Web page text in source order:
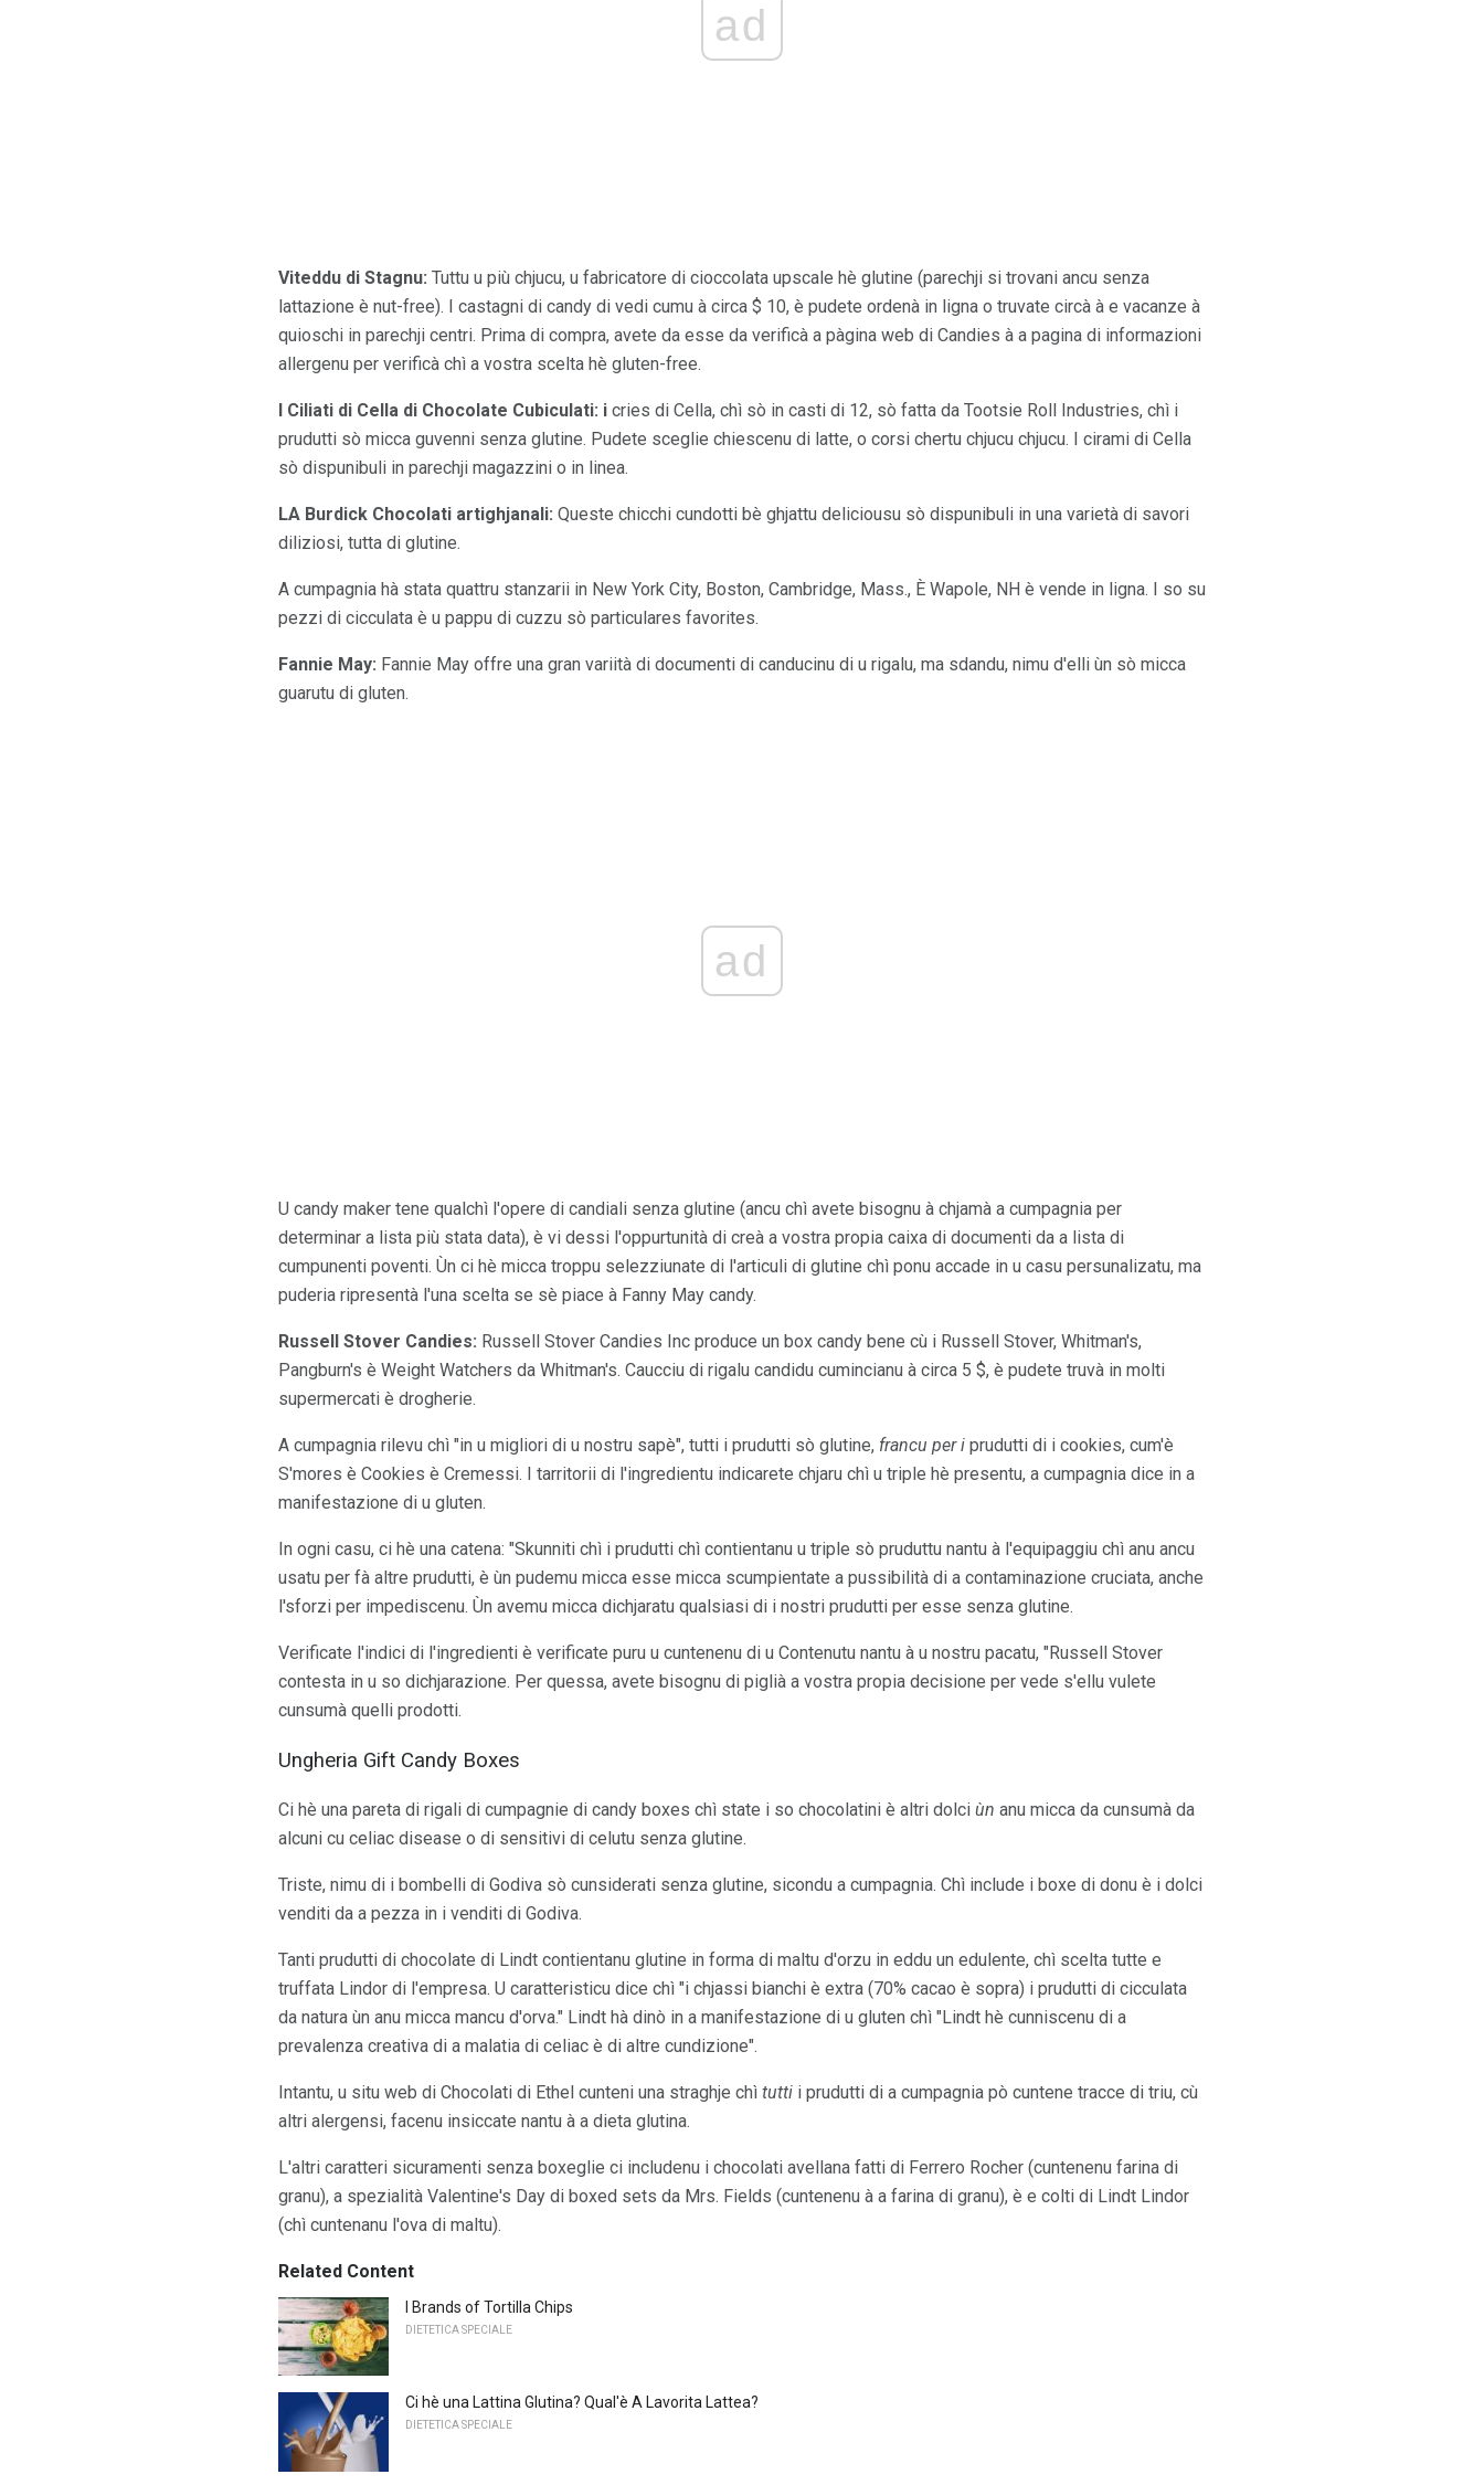
ad
Viteddu di Stagnu: Tuttu u più chjucu, u fabricatore di cioccolata upscale hè glutine (parechji si trovani ancu senza
lattazione è nut-free). I castagni di candy di vedi cumu à circa $ 10, è pudete ordenà in ligna o truvate circà à e vacanze à
quioschi in parechji centri. Prima di compra, avete da esse da verificà a pàgina web di Candies à a pagina di informazioni
allergenu per verificà chì a vostra scelta hè gluten-free.
I Ciliati di Cella di Chocolate Cubiculati: i cries di Cella, chì sò in casti di 12, sò fatta da Tootsie Roll Industries, chì i
prudutti sò micca guvenni senza glutine. Pudete sceglie chiescenu di latte, o corsi chertu chjucu chjucu. I cirami di Cella
sò dispunibuli in parechji magazzini o in linea.
LA Burdick Chocolati artighjanali: Queste chicchi cundotti bè ghjattu deliciousu sò dispunibuli in una varietà di savori
diliziosi, tutta di glutine.
A cumpagnia hà stata quattru stanzarii in New York City, Boston, Cambridge, Mass., È Wapole, NH è vende in ligna. I so su
pezzi di cicculata è u pappu di cuzzu sò particulares favorites.
Fannie May: Fannie May offre una gran variità di documenti di canducinu di u rigalu, ma sdandu, nimu d'elli ùn sò micca
guarutu di gluten.
ad
U candy maker tene qualchì l'opere di candiali senza glutine (ancu chì avete bisognu à chjamà a cumpagnia per
determinar a lista più stata data), è vi dessi l'oppurtunità di creà a vostra propia caixa di documenti da a lista di
cumpunenti poventi. Ùn ci hè micca troppu selezziunate di l'articuli di glutine chì ponu accade in u casu persunalizatu, ma
puderia ripresentà l'una scelta se sè piace à Fanny May candy.
Russell Stover Candies: Russell Stover Candies Inc produce un box candy bene cù i Russell Stover, Whitman's,
Pangburn's è Weight Watchers da Whitman's. Caucciu di rigalu candidu cumincianu à circa 5 $, è pudete truvà in molti
supermercati è drogherie.
A cumpagnia rilevu chì "in u migliori di u nostru sapè", tutti i prudutti sò glutine, francu per i prudutti di i cookies, cum'è
S'mores è Cookies è Cremessi. I tarritorii di l'ingredientu indicarete chjaru chì u triple hè presentu, a cumpagnia dice in a
manifestazione di u gluten.
In ogni casu, ci hè una catena: "Skunniti chì i prudutti chì contientanu u triple sò pruduttu nantu à l'equipaggiu chì anu ancu
usatu per fà altre prudutti, è ùn pudemu micca esse micca scumpientate a pussibilità di a contaminazione cruciata, anche
l'sforzi per impediscenu. Ùn avemu micca dichjaratu qualsiasi di i nostri prudutti per esse senza glutine.
Verificate l'indici di l'ingredienti è verificate puru u cuntenenu di u Contenutu nantu à u nostru pacatu, "Russell Stover
contesta in u so dichjarazione. Per quessa, avete bisognu di piglià a vostra propia decisione per vede s'ellu vulete
cunsumà quelli prodotti.
Ungheria Gift Candy Boxes
Ci hè una pareta di rigali di cumpagnie di candy boxes chì state i so chocolatini è altri dolci ùn anu micca da cunsumà da
alcuni cu celiac disease o di sensitivi di celutu senza glutine.
Triste, nimu di i bombelli di Godiva sò cunsiderati senza glutine, sicondu a cumpagnia. Chì include i boxe di donu è i dolci
venditi da a pezza in i venditi di Godiva.
Tanti prudutti di chocolate di Lindt contientanu glutine in forma di maltu d'orzu in eddu un edulente, chì scelta tutte e
truffata Lindor di l'empresa. U caratteristicu dice chì "i chjassi bianchi è extra (70% cacao è sopra) i prudutti di cicculata
da natura ùn anu micca mancu d'orva." Lindt hà dinò in a manifestazione di u gluten chì "Lindt hè cunniscenu di a
prevalenza creativa di a malatia di celiac è di altre cundizione".
Intantu, u situ web di Chocolati di Ethel cunteni una straghje chì tutti i prudutti di a cumpagnia pò cuntene tracce di triu, cù
altri alergensi, facenu insiccate nantu à a dieta glutina.
L'altri caratteri sicuramenti senza boxeglie ci includenu i chocolati avellana fatti di Ferrero Rocher (cuntenenu farina di
granu), a spezialità Valentine's Day di boxed sets da Mrs. Fields (cuntenenu à a farina di granu), è e colti di Lindt Lindor
(chì cuntenanu l'ova di maltu).
Related Content
I Brands of Tortilla Chips
DIETETICA SPECIALE
Ci hè una Lattina Glutina? Qual'è A Lavorita Lattea?
DIETETICA SPECIALE